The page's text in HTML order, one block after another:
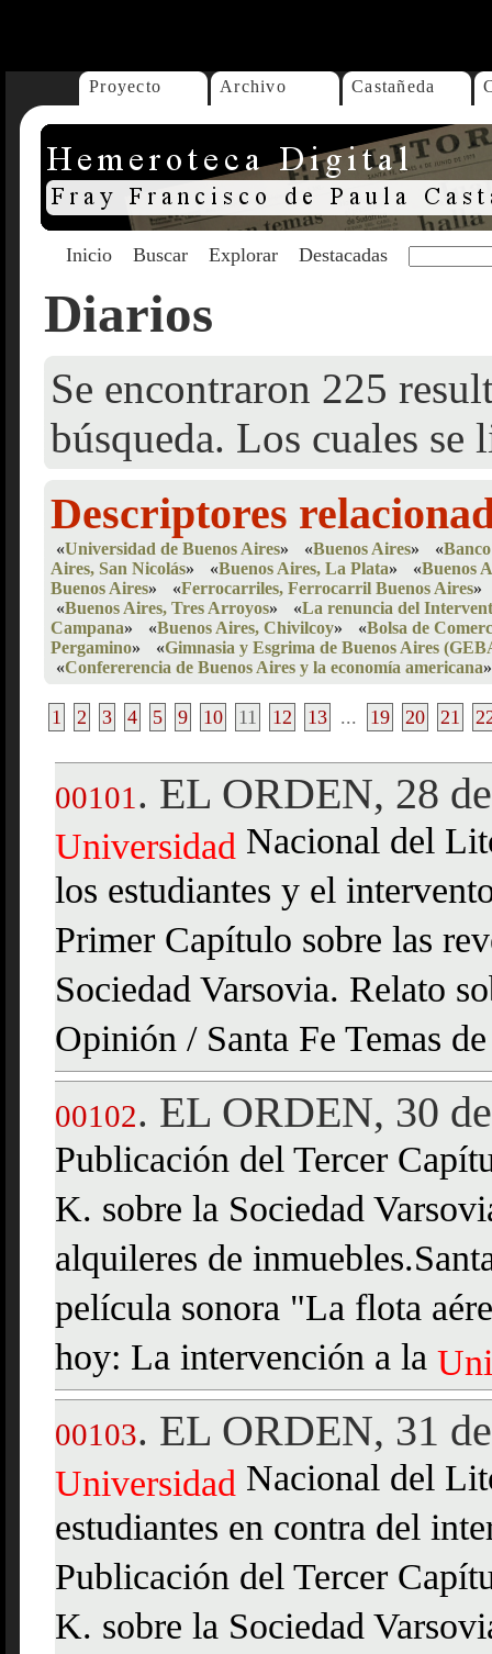
Proyecto Archivo Castañeda
Inicio Buscar Explorar Destacadas
Diarios
Se encontraron 225
búsqueda. Los cuales se
Descriptores
«Universidad de Buenos Aires» «Buenos Aires» «
Aires, San Nicolás» «Buenos Aires, La Plata» «Buenos
Buenos Aires» «Ferrocarriles, Ferrocarril Buenos Aires»
«Buenos Aires, Tres Arroyos» «La renuncia del
Campana» «Buenos Aires, Chivilcoy» «Bolsa de
Pergamino» «Gimnasia y Esgrima de Buenos Aires
«Confererencia de Buenos Aires y la economía americana»
1 2 3 4 5 9 10 11 12 13 ... 19 20 21
00101 . EL ORDEN, 28
Universidad Nacional del
los estudiantes y el
Primer Capítulo sobre las
Sociedad Varsovia. Relato
Opinión / Santa Fe Temas
00102. EL ORDEN, 30
Publicación del Tercer
K. sobre la Sociedad
alquileres de
película sonora "La flota
hoy: La intervención a la
00103. EL ORDEN, 31
Universidad Nacional del
estudiantes en contra del
Publicación del Tercer
K. sobre la Sociedad